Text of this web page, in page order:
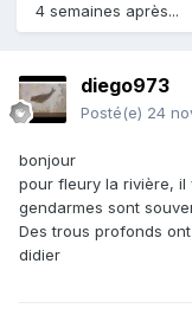
4 semaines après...
diego973
Posté(e) 24
bonjour
pour fleury la rivière, il
gendarmes sont
Des trous profonds
didier